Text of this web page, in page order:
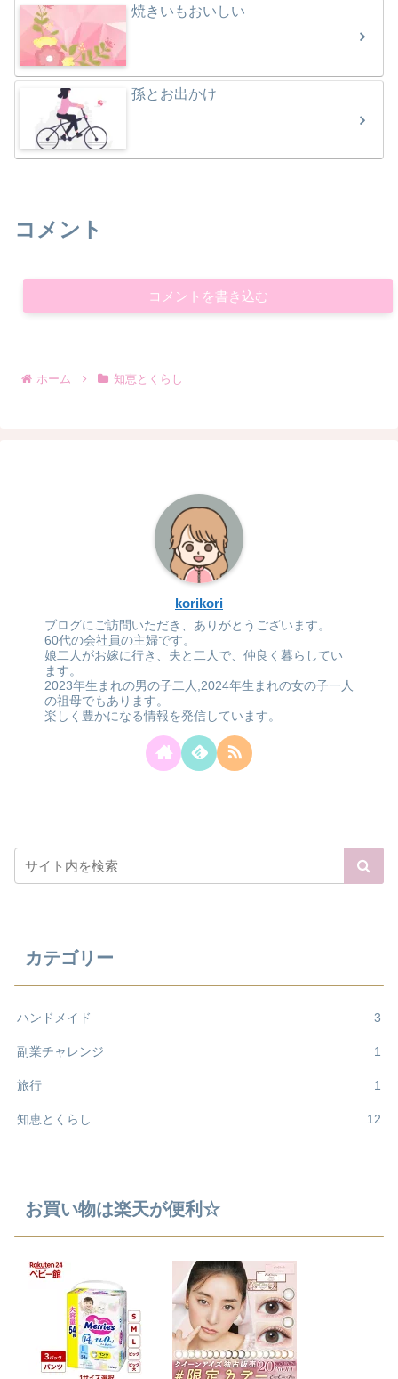
焼きいもおいしい
孫とお出かけ
コメント
コメントを書き込む
ホーム 知恵とくらし
korikori
ブログにご訪問いただき、ありがとうございます。
60代の会社員の主婦です。
娘二人がお嫁に行き、夫と二人で、仲良く暮らしてい
ます。
2023年生まれの男の子二人,2024年生まれの女の子一人
の祖母でもあります。
楽しく豊かになる情報を発信しています。
カテゴリー
ハンドメイド 3
副業チャレンジ 1
旅行 1
知恵とくらし 12
お買い物は楽天が便利☆